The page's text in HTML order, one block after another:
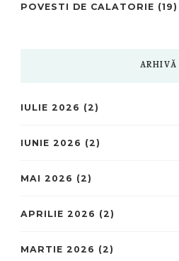
POVESTI DE CALATORIE (19)
ARHIVĂ
IULIE 2026 (2)
IUNIE 2026 (2)
MAI 2026 (2)
APRILIE 2026 (2)
MARTIE 2026 (2)